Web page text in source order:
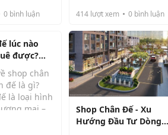
do
triển
quy hoạch
đại đô thị
0 bình luận
Khi Xuống Tiền
414lượt xem 0bình luận
lúc nào
được?
shop chân
đế là gì?
là loại hình
mại –
Shop Chân Đế - Xu
Hướng Đầu Tư Dòng